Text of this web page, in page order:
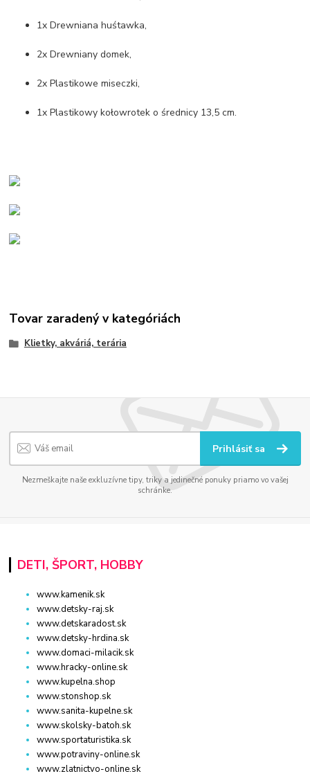
1x Drewniana huśtawka,
2x Drewniany domek,
2x Plastikowe miseczki,
1x Plastikowy kołowrotek o średnicy 13,5 cm.
Tovar zaradený v kategóriách
Klietky, akváriá, terária
Prihlásiť sa
Nezmeškajte naše exkluzívne tipy, triky a jedinečné ponuky priamo vo vašej
schránke.
DETI, ŠPORT, HOBBY
www.kamenik.sk
www.detsky-raj.sk
www.detskaradost.sk
www.detsky-hrdina.sk
www.domaci-milacik.sk
www.hracky-online.sk
www.kupelna.shop
www.stonshop.sk
www.sanita-kupelne.sk
www.skolsky-batoh.sk
www.sportaturistika.sk
www.potraviny-online.sk
www.zlatnictvo-online.sk